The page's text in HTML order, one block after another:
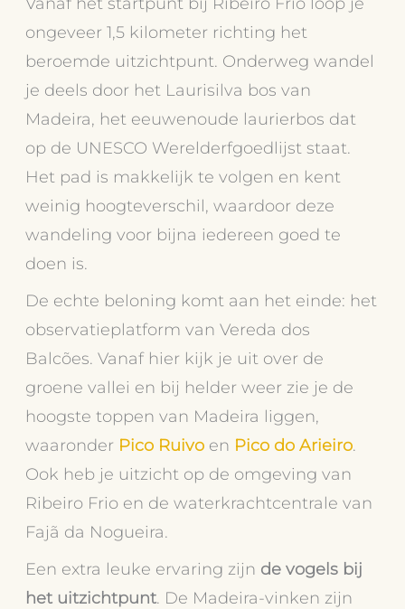
ongeveer 1,5 kilometer richting het
beroemde uitzichtpunt. Onderweg wandel
je deels door het Laurisilva bos van
Madeira, het eeuwenoude laurierbos dat
op de UNESCO Werelderfgoedlijst staat.
Het pad is makkelijk te volgen en kent
weinig hoogteverschil, waardoor deze
wandeling voor bijna iedereen goed te
doen is.
De echte beloning komt aan het einde: het
observatieplatform van Vereda dos
Balcões. Vanaf hier kijk je uit over de
groene vallei en bij helder weer zie je de
hoogste toppen van Madeira liggen,
waaronder Pico Ruivo en Pico do Arieiro.
Ook heb je uitzicht op de omgeving van
Ribeiro Frio en de waterkrachtcentrale van
Fajã da Nogueira.
Een extra leuke ervaring zijn de vogels bij
het uitzichtpunt. De Madeira-vinken zijn